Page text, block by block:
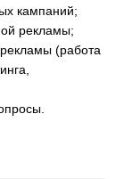
кампаний;
рекламы;
(работа